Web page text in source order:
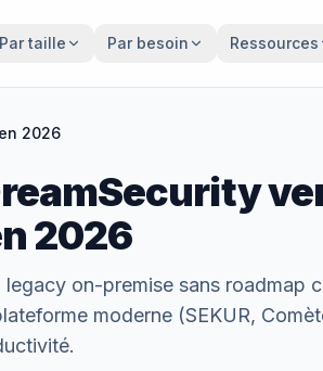
Par taille Par besoin Ressources
2026
2026
on-premise sans roadmap
moderne (SEKUR,